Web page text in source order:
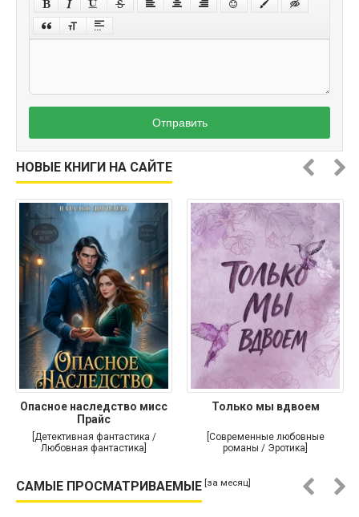
Отправить
НОВЫЕ КНИГИ НА САЙТЕ
Опасное наследство мисс
Прайс
[Детективная фантастика /
Любовная фантастика]
Только мы вдвоем
[Современные любовные
романы / Эротика]
САМЫЕ ПРОСМАТРИВАЕМЫЕ [за месяц]